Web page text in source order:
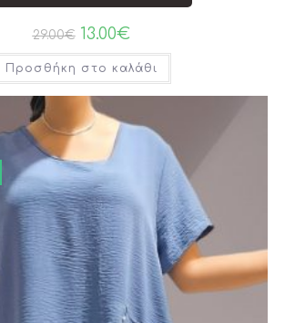
29.00€ 13.00€
Προσθήκη στο καλάθι